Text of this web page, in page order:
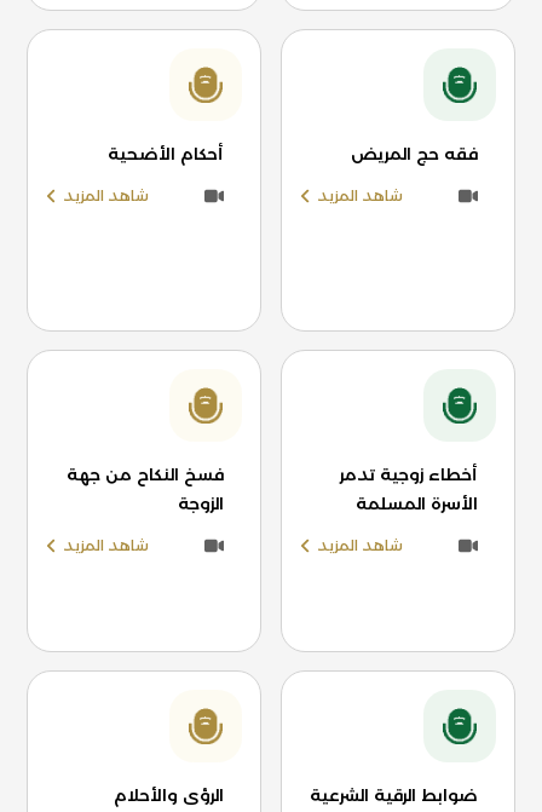
فقه حج المريض
شاهد المزيد
أحكام الأضحية
شاهد المزيد
أخطاء زوجية تدمر
الأسرة المسلمة
شاهد المزيد
فسخ النكاح من جهة
الزوجة
شاهد المزيد
ضوابط الرقية الشرعية الرؤى والأحلام